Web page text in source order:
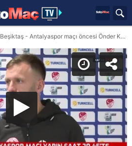
Hakan Özmert'ten Beşiktaş - Antalyaspor maçı öncesi Önder Karaveli sözleri!